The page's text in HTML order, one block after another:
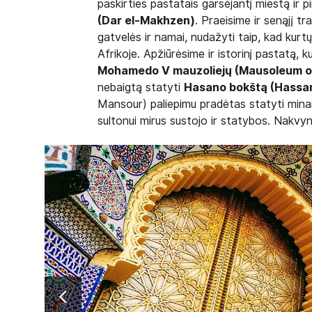
paskirties pastatais garsėjantį miestą ir
(Dar el-Makhzen). Praeisime ir senąjį
gatvelės ir namai, nudažyti taip, kad
Afrikoje. Apžiūrėsime ir istorinį pastatą,
Mohamedo V mauzoliejų (Mausoleum
nebaigtą statyti Hasano bokštą
Mansour) paliepimu pradėtas statyti
sultonui mirus sustojo ir statybos.